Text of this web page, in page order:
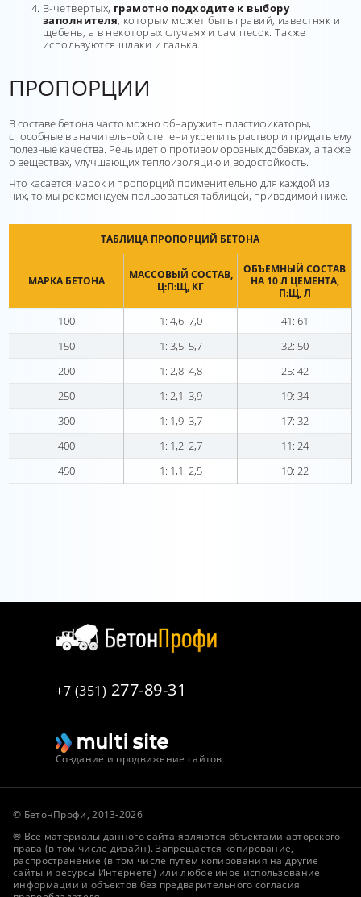
В-четвертых, грамотно подходите к выбору
заполнителя, которым может быть гравий, известняк и
щебень, а в некоторых случаях и сам песок. Также
используются шлаки и галька.
ПРОПОРЦИИ
В составе бетона часто можно обнаружить пластификаторы,
способные в значительной степени укрепить раствор и придать ему
полезные качества. Речь идет о противоморозных добавках, а также
о веществах, улучшающих теплоизоляцию и водостойкость.
Что касается марок и пропорций применительно для каждой из
них, то мы рекомендуем пользоваться таблицей, приводимой ниже.
ТАБЛИЦА ПРОПОРЦИЙ БЕТОНА
МАРКА БЕТОНА
МАССОВЫЙ СОСТАВ,
Ц:П:Щ, КГ
ОБЪЕМНЫЙ СОСТАВ
НА 10 Л ЦЕМЕНТА,
П:Щ, Л
100 1: 4,6: 7,0
41: 61
150
1: 3,5: 5,7
32: 50
200
1: 2,8: 4,8
25: 42
250
1: 2,1: 3,9
19: 34
300
1: 1,9: 3,7
17: 32
400
1: 1,2: 2,7
11: 24
450
1: 1,1: 2,5 10: 22
+7 (351) 277-89-31
Создание и продвижение сайтов
© БетонПрофи, 2013-2026
® Все материалы данного сайта являются объектами авторского
права (в том числе дизайн). Запрещается копирование,
распространение (в том числе путем копирования на другие
сайты и ресурсы Интернете) или любое иное использование
информации и объектов без предварительного согласия